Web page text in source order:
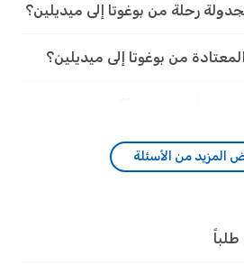
رحلة من بوغوتا إلى ميديلين؟
من بوغوتا إلى ميديلين؟
المزيد من الأسئلة